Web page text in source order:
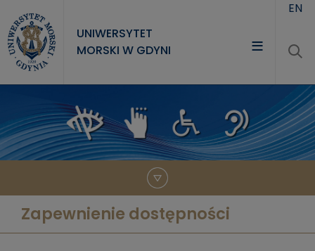
UNIWERSYTET
MORSKI W GDYNI
STUDIA
NAUKA
EN
Zapewnienie dostępności